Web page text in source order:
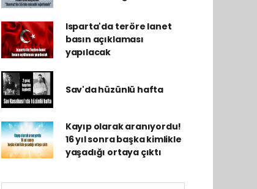
Isparta'da teröre lanet
basın açıklaması
yapılacak
Sav'da hüzünlü hafta
Kayıp olarak aranıyordu!
16 yıl sonra başka kimlikle
yaşadığı ortaya çıktı